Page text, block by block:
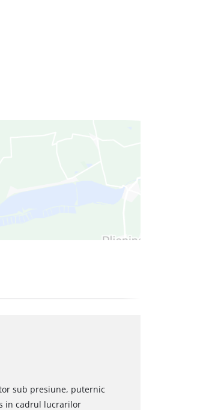
sub presiune, puternic
in cadrul lucrarilor